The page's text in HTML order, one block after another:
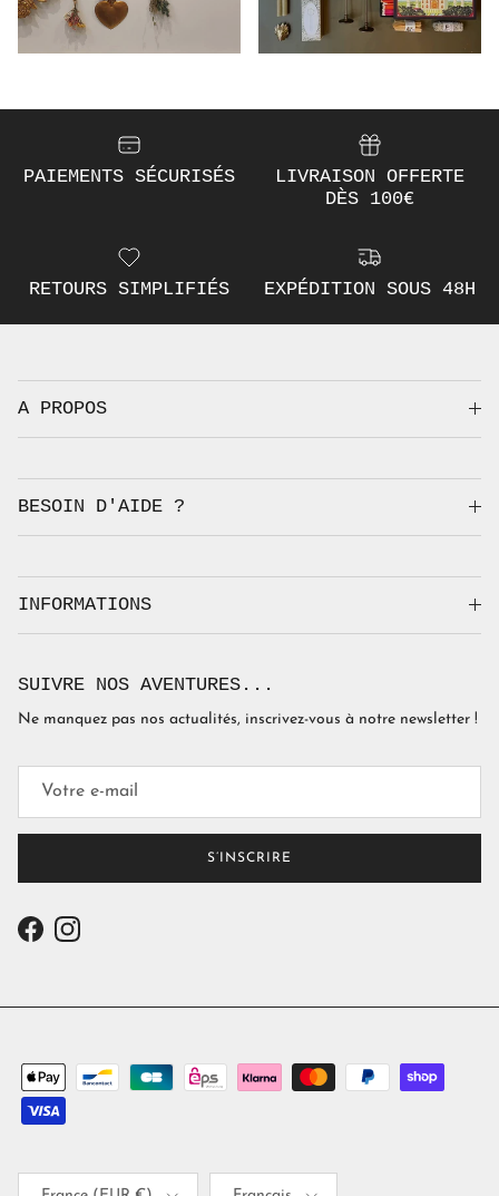
PAIEMENTS SÉCURISÉS
LIVRAISON OFFERTE
DÈS 100€
RETOURS SIMPLIFIÉS EXPÉDITION SOUS 48H
A PROPOS
BESOIN D'AIDE ?
INFORMATIONS
SUIVRE NOS AVENTURES...
Ne manquez pas nos actualités, inscrivez-vous à notre newsletter !
S’INSCRIRE
FacebookInstagram